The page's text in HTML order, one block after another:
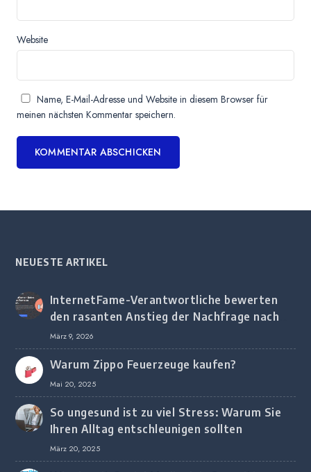
Website
Name, E-Mail-Adresse und Website in diesem Browser für
meinen nächsten Kommentar speichern.
NEUESTE ARTIKEL
InternetFame-Verantwortliche bewerten
den rasanten Anstieg der Nachfrage nach
digitalem Marketing bei deutschen
Unternehmen
März 9, 2026
Warum Zippo Feuerzeuge kaufen?
Mai 20, 2025
So ungesund ist zu viel Stress: Warum Sie
Ihren Alltag entschleunigen sollten
März 20, 2025